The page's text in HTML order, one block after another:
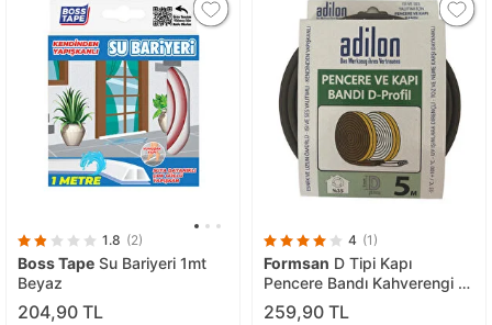
1.8 (2)
Boss Tape Su Bariyeri 1mt
Beyaz
204,90 TL
4 (1)
Formsan D Tipi Kapı
Pencere Bandı Kahverengi 5
Mt
259,90 TL